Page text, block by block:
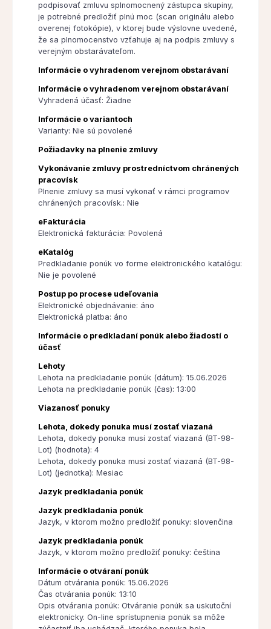
podpisovať zmluvu splnomocnený zástupca skupiny,
je potrebné predložiť plnú moc (scan originálu alebo
overenej fotokópie), v ktorej bude výslovne uvedené,
že sa plnomocenstvo vzťahuje aj na podpis zmluvy s
verejným obstarávateľom.
Informácie o vyhradenom verejnom obstarávaní
Informácie o vyhradenom verejnom obstarávaní
Vyhradená účasť: Žiadne
Informácie o variantoch
Varianty: Nie sú povolené
Požiadavky na plnenie zmluvy
Vykonávanie zmluvy prostredníctvom chránených
pracovísk
Plnenie zmluvy sa musí vykonať v rámci programov
chránených pracovísk.: Nie
eFakturácia
Elektronická fakturácia: Povolená
eKatalóg
Predkladanie ponúk vo forme elektronického katalógu:
Nie je povolené
Postup po procese udeľovania
Elektronické objednávanie: áno
Elektronická platba: áno
Informácie o predkladaní ponúk alebo žiadostí o
účasť
Lehoty
Lehota na predkladanie ponúk (dátum): 15.06.2026
Lehota na predkladanie ponúk (čas): 13:00
Viazanosť ponuky
Lehota, dokedy ponuka musí zostať viazaná
Lehota, dokedy ponuka musí zostať viazaná (BT-98-
Lot) (hodnota): 4
Lehota, dokedy ponuka musí zostať viazaná (BT-98-
Lot) (jednotka): Mesiac
Jazyk predkladania ponúk
Jazyk predkladania ponúk
Jazyk, v ktorom možno predložiť ponuky: slovenčina
Jazyk predkladania ponúk
Jazyk, v ktorom možno predložiť ponuky: čeština
Informácie o otváraní ponúk
Dátum otvárania ponúk: 15.06.2026
Čas otvárania ponúk: 13:10
Opis otvárania ponúk: Otváranie ponúk sa uskutoční
elektronicky. On-line sprístupnenia ponúk sa môže